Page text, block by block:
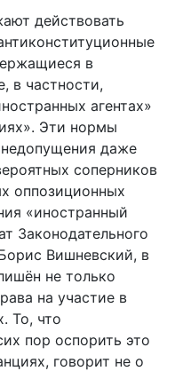
действовать
в
в частности,
агентах»
Эти нормы
даже
соперников
оппозиционных
«иностранный
Законодательного
Вишневский, в
не только
на участие в
То, что
пор оспорить это
говорит не о